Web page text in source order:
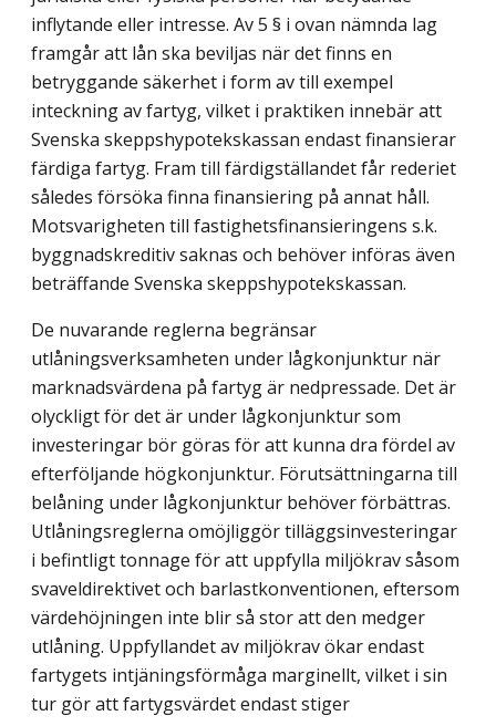
inflytande eller intresse. Av 5 § i ovan nämnda lag
framgår att lån ska beviljas när det finns en
betryggande säkerhet i form av till exempel
inteckning av fartyg, vilket i praktiken innebär att
Svenska skeppshypotekskassan endast finansierar
färdiga fartyg. Fram till färdigställandet får rederiet
således försöka finna finansiering på annat håll.
Motsvarigheten till fastighetsfinansieringens s.k.
byggnadskreditiv saknas och behöver införas även
beträffande Svenska skeppshypotekskassan.
De nuvarande reglerna begränsar
utlåningsverksamheten under lågkonjunktur när
marknadsvärdena på fartyg är nedpressade. Det är
olyckligt för det är under lågkonjunktur som
investeringar bör göras för att kunna dra fördel av
efterföljande högkonjunktur. Förutsättningarna till
belåning under lågkonjunktur behöver förbättras.
Utlåningsreglerna omöjliggör tilläggsinvesteringar
i befintligt tonnage för att uppfylla miljökrav såsom
svaveldirektivet och barlastkonventionen, eftersom
värdehöjningen inte blir så stor att den medger
utlåning. Uppfyllandet av miljökrav ökar endast
fartygets intjäningsförmåga marginellt, vilket i sin
tur gör att fartygsvärdet endast stiger